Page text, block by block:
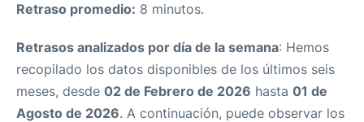
Retraso promedio: 8 minutos.
Retrasos analizados por día de la semana: Hemos
recopilado los datos disponibles de los últimos seis
meses, desde 02 de Febrero de 2026 hasta 01 de
Agosto de 2026. A continuación, puede observar los